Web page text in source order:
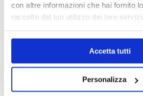
con altre informazioni che hai fornito
raccolto dal tuo utilizzo dei loro servizi.
Accetta tutti
Personalizza
WhatsApp
info@medicalcentersrl.it